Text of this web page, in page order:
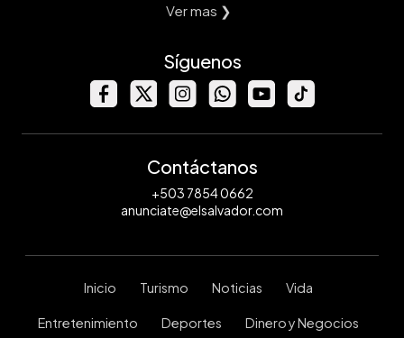
Ver mas ❯
Síguenos
Contáctanos
+503 7854 0662
anunciate@elsalvador.com
Inicio Turismo Noticias Vida
Entretenimiento Deportes Dinero y Negocios